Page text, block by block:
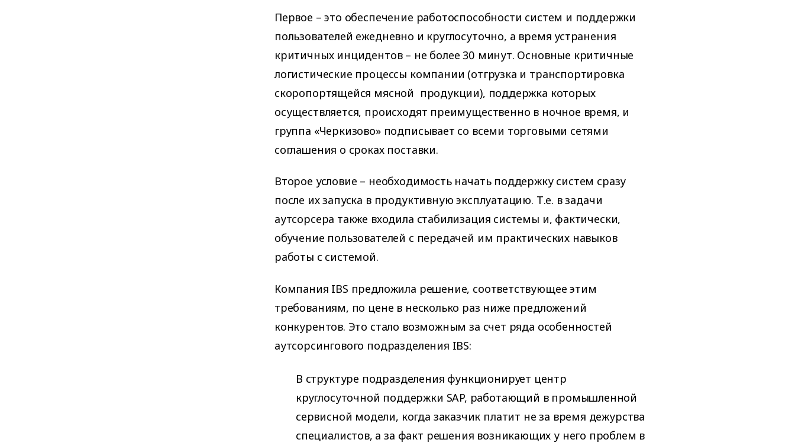
Первое – это обеспечение работоспособности систем и поддержки
пользователей ежедневно и круглосуточно, а время устранения
критичных инцидентов – не более 30 минут. Основные критичные
логистические процессы компании (отгрузка и транспортировка
скоропортящейся мясной продукции), поддержка которых
осуществляется, происходят преимущественно в ночное время, и
группа «Черкизово» подписывает со всеми торговыми сетями
соглашения о сроках поставки.
Второе условие – необходимость начать поддержку систем сразу
после их запуска в продуктивную эксплуатацию. Т.е. в задачи
аутсорсера также входила стабилизация системы и, фактически,
обучение пользователей с передачей им практических навыков
работы с системой.
Компания IBS предложила решение, соответствующее этим
требованиям, по цене в несколько раз ниже предложений
конкурентов. Это стало возможным за счет ряда особенностей
аутсорсингового подразделения IBS:
В структуре подразделения функционирует центр
круглосуточной поддержки SAP, работающий в промышленной
сервисной модели, когда заказчик платит не за время дежурства
специалистов, а за факт решения возникающих у него проблем в